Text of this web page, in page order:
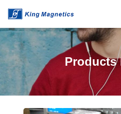
Products